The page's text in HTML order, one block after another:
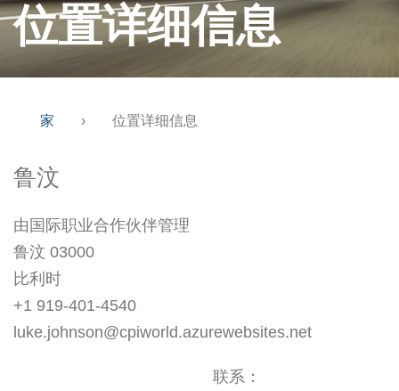
位置详细信息
家 › 位置详细信息
鲁汶
由国际职业合作伙伴管理
鲁汶 03000
比利时
+1 919-401-4540
luke.johnson@cpiworld.azurewebsites.net
联系：